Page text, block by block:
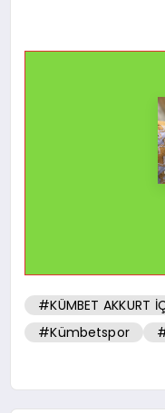
#KÜMBET AKKURT
#Kümbetspor